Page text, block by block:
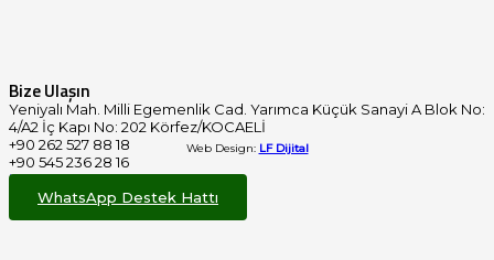
Bize Ulaşın
Yeniyalı Mah. Milli Egemenlik Cad. Yarımca Küçük Sanayi A Blok No:
4/A2 İç Kapı No: 202 Körfez/KOCAELİ
+90 262 527 88 18
+90 545 236 28 16
info@cenksan.com.tr
WhatsApp Destek Hattı
Web Design: LF Dijital